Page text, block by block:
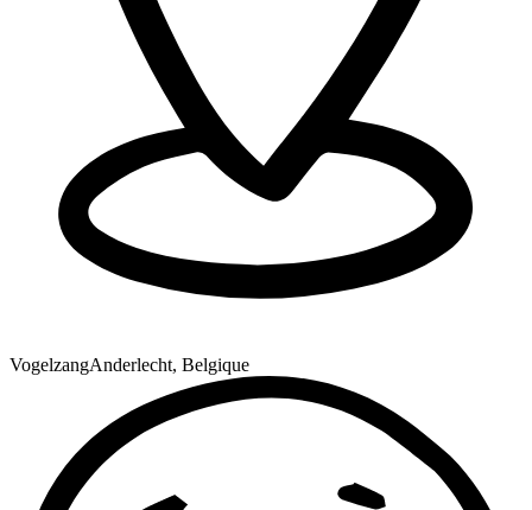
VogelzangAnderlecht, Belgique